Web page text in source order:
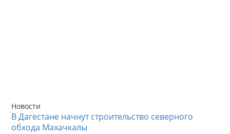
Новости
В Дагестане начнут строительство северного
обхода Махачкалы